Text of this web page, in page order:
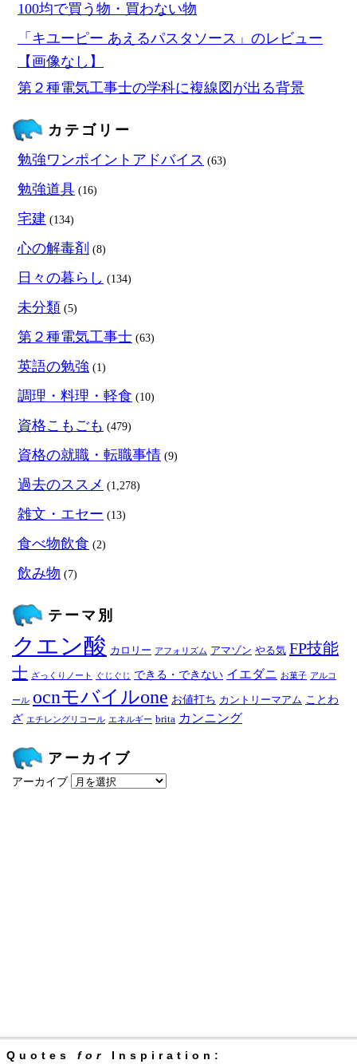
100均で買う物・買わない物
「キユーピー あえるパスタソース」のレビュー
【画像なし】
第２種電気工事士の学科に複線図が出る背景
カテゴリー
勉強ワンポイントアドバイス (63)
勉強道具 (16)
宅建 (134)
心の解毒剤 (8)
日々の暮らし (134)
未分類 (5)
第２種電気工事士 (63)
英語の勉強 (1)
調理・料理・軽食 (10)
資格こもごも (479)
資格の就職・転職事情 (9)
過去のススメ (1,278)
雑文・エセー (13)
食べ物飲食 (2)
飲み物 (7)
テーマ別
クエン酸 カロリー アフォリズム アマゾン やる気 FP技能
士 ざっくりノート ぐじぐじ できる・できない イエダニ お菓子 アルコ
ール ocnモバイルone お値打ち カントリーマアム ことわ
ざ エチレングリコール エネルギー brita カンニング
アーカイブ
アーカイブ
Quotes for Inspiration: